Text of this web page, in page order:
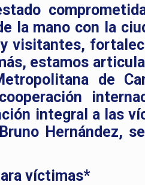
la mano con la
visitantes,
estamos
de
integral a las
Hernández,
víctimas*